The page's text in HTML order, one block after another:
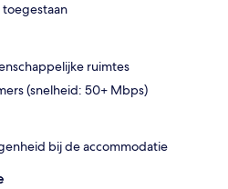
toegestaan
ruimtes
(snelheid: 50+ Mbps)
bij de accommodatie